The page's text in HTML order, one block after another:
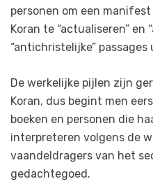
personen om een
Koran te “actualiseren” en
“antichristelijke”
De werkelijke pijlen zijn
Koran, dus begint men
boeken en personen die
interpreteren volgens de
vaandeldragers van het
gedachtegoed.